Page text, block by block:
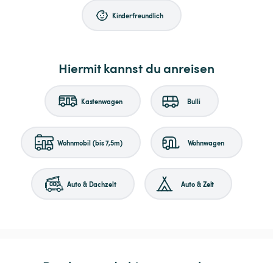
Kinderfreundlich
Hiermit kannst du anreisen
Kastenwagen Bulli
Wohnmobil (bis 7,5m) Wohnwagen
Auto & Dachzelt Auto & Zelt